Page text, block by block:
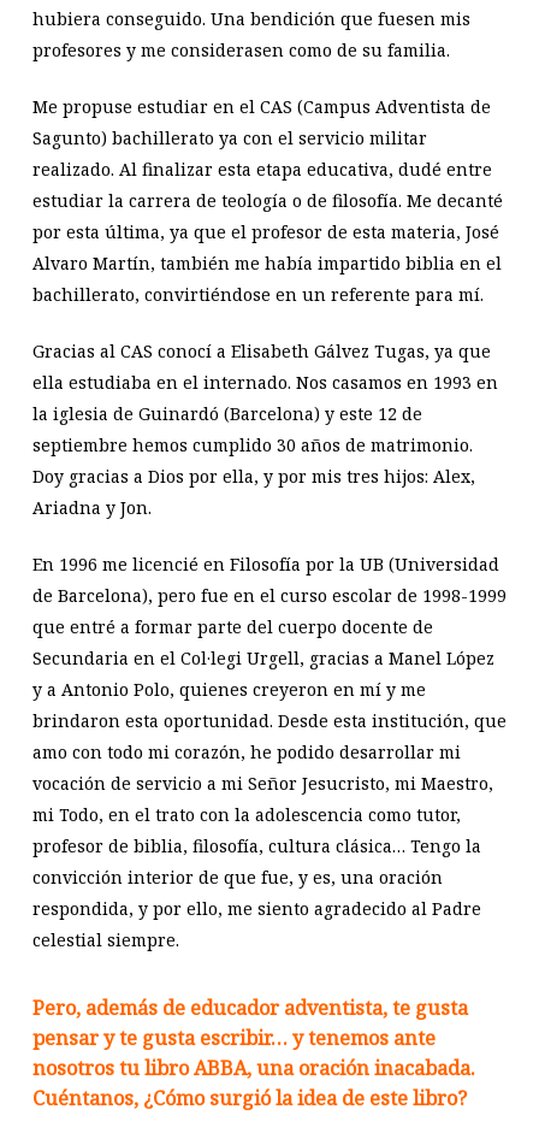
hubiera conseguido. Una bendición que fuesen mis
profesores y me considerasen como de su familia.
Me propuse estudiar en el CAS (Campus Adventista de
Sagunto) bachillerato ya con el servicio militar
realizado. Al finalizar esta etapa educativa, dudé entre
estudiar la carrera de teología o de filosofía. Me decanté
por esta última, ya que el profesor de esta materia, José
Alvaro Martín, también me había impartido biblia en el
bachillerato, convirtiéndose en un referente para mí.
Gracias al CAS conocí a Elisabeth Gálvez Tugas, ya que
ella estudiaba en el internado. Nos casamos en 1993 en
la iglesia de Guinardó (Barcelona) y este 12 de
septiembre hemos cumplido 30 años de matrimonio.
Doy gracias a Dios por ella, y por mis tres hijos: Alex,
Ariadna y Jon.
En 1996 me licencié en Filosofía por la UB (Universidad
de Barcelona), pero fue en el curso escolar de 1998-1999
que entré a formar parte del cuerpo docente de
Secundaria en el Col·legi Urgell, gracias a Manel López
y a Antonio Polo, quienes creyeron en mí y me
brindaron esta oportunidad. Desde esta institución, que
amo con todo mi corazón, he podido desarrollar mi
vocación de servicio a mi Señor Jesucristo, mi Maestro,
mi Todo, en el trato con la adolescencia como tutor,
profesor de biblia, filosofía, cultura clásica… Tengo la
convicción interior de que fue, y es, una oración
respondida, y por ello, me siento agradecido al Padre
celestial siempre.
Pero, además de educador adventista, te gusta
pensar y te gusta escribir… y tenemos ante
nosotros tu libro ABBA, una oración inacabada.
Cuéntanos, ¿Cómo surgió la idea de este libro?